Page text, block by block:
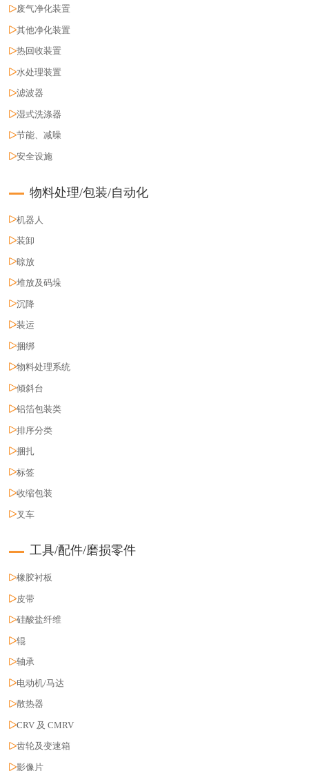
废气净化装置
其他净化装置
热回收装置
水处理装置
滤波器
湿式洗涤器
节能、减噪
安全设施
物料处理/包装/自动化
机器人
装卸
晾放
堆放及码垛
沉降
装运
捆绑
物料处理系统
倾斜台
铝箔包装类
排序分类
捆扎
标签
收缩包装
叉车
工具/配件/磨损零件
橡胶衬板
皮带
硅酸盐纤维
辊
轴承
电动机/马达
散热器
CRV 及 CMRV
齿轮及变速箱
影像片